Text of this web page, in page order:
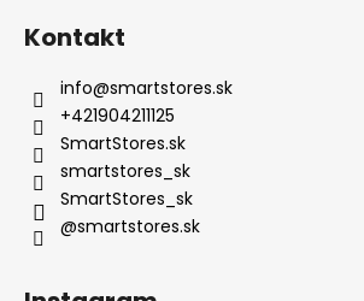
Kontakt
info@smartstores.sk
+421904211125
SmartStores.sk
smartstores_sk
SmartStores_sk
@smartstores.sk